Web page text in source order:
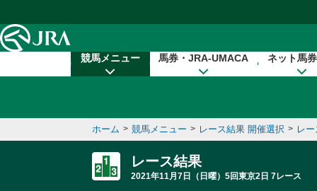
競馬メニュー 馬券・JRA-UMACA ネット馬
ホーム > 競馬メニュー > レース結果 開催選択 > レ
レース結果
2021年11月7日（日曜）5回東京2日 7レース